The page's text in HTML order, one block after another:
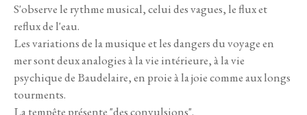
S'observe le rythme musical, celui des vagues, le flux et
reflux de l'eau.
Les variations de la musique et les dangers du voyage en
mer sont deux analogies à la vie intérieure, à la vie
psychique de Baudelaire, en proie à la joie comme aux longs
tourments.
La tempête présente "des convulsions".